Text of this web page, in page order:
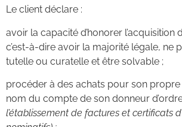
Le client déclare :
avoir la capacité d’honorer l’acquisition
c’est-à-dire avoir la majorité légale, ne
tutelle ou curatelle et être solvable ;
procéder à des achats pour son
nom du compte de son donneur
l’établissement de factures et certificats